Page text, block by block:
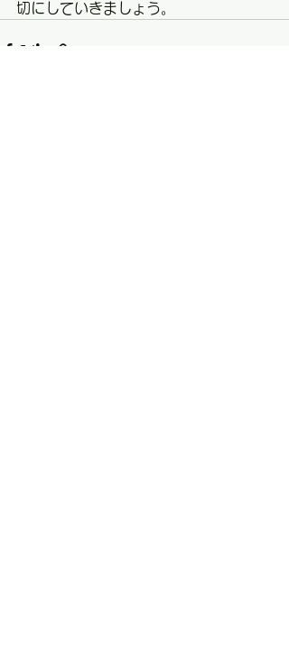
切にしていきましょう。